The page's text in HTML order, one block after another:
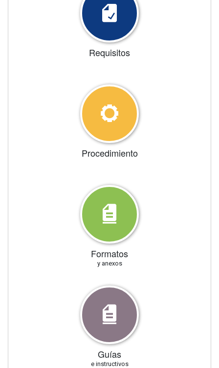
Requisitos
Procedimiento
Formatos
y anexos
Guías
e instructivos